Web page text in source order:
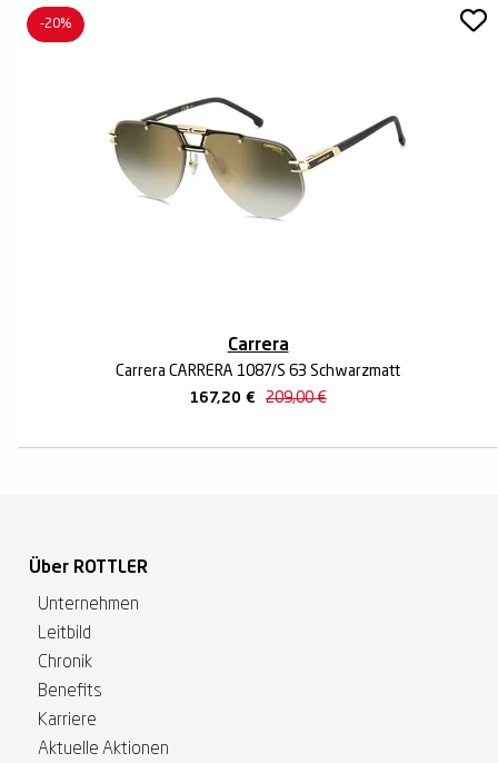
Carrera
Carrera CARRERA 1087/S 63 Schwarzmatt
167,20€ 209,00€
-20%
Über ROTTLER
Unternehmen
Leitbild
Chronik
Benefits
Karriere
Aktuelle Aktionen